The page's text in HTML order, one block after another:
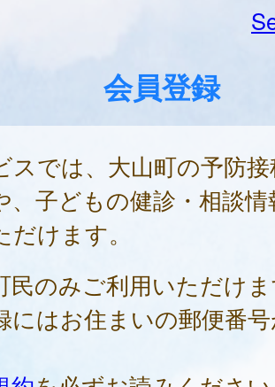
会員登録
スでは、大山町の予防
、子どもの健診・相談
けます。
民のみご利用いただけ
にはお住まいの郵便番